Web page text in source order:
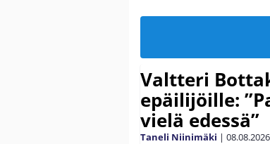
Valtteri
epäilijöille:
vielä edessä”
Taneli Niinimäki | 08.08.2026